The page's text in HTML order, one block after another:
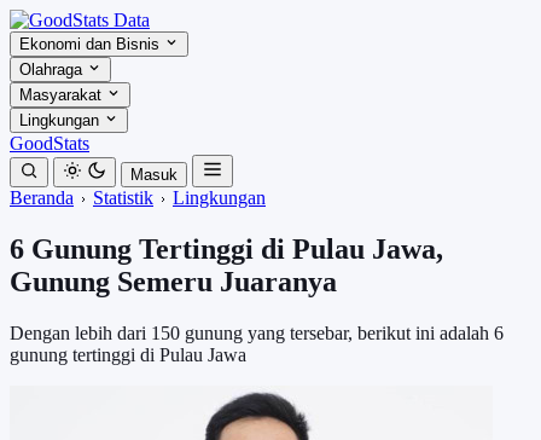
Ekonomi dan Bisnis
Olahraga
Masyarakat
Lingkungan
GoodStats
Masuk
Beranda Statistik Lingkungan
6 Gunung Tertinggi di Pulau Jawa,
Gunung Semeru Juaranya
Dengan lebih dari 150 gunung yang tersebar, berikut ini adalah 6
gunung tertinggi di Pulau Jawa